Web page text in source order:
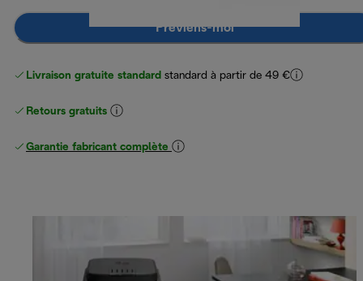
Préviens-moi
Livraison gratuite standard standard à partir de 49 €
Retours gratuits
Garantie fabricant complète